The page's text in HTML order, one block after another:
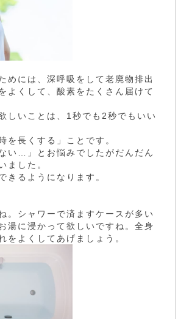
めには、深呼吸をして老廃物排出
よくして、酸素をたくさん届けて
しいことは、1秒でも2秒でもいい
を長くする」ことです。
い…」とお悩みでしたがだんだん
ました。
きるようになります。
。シャワーで済ますケースが多い
湯に浸かって欲しいですね。全身
をよくしてあげましょう。